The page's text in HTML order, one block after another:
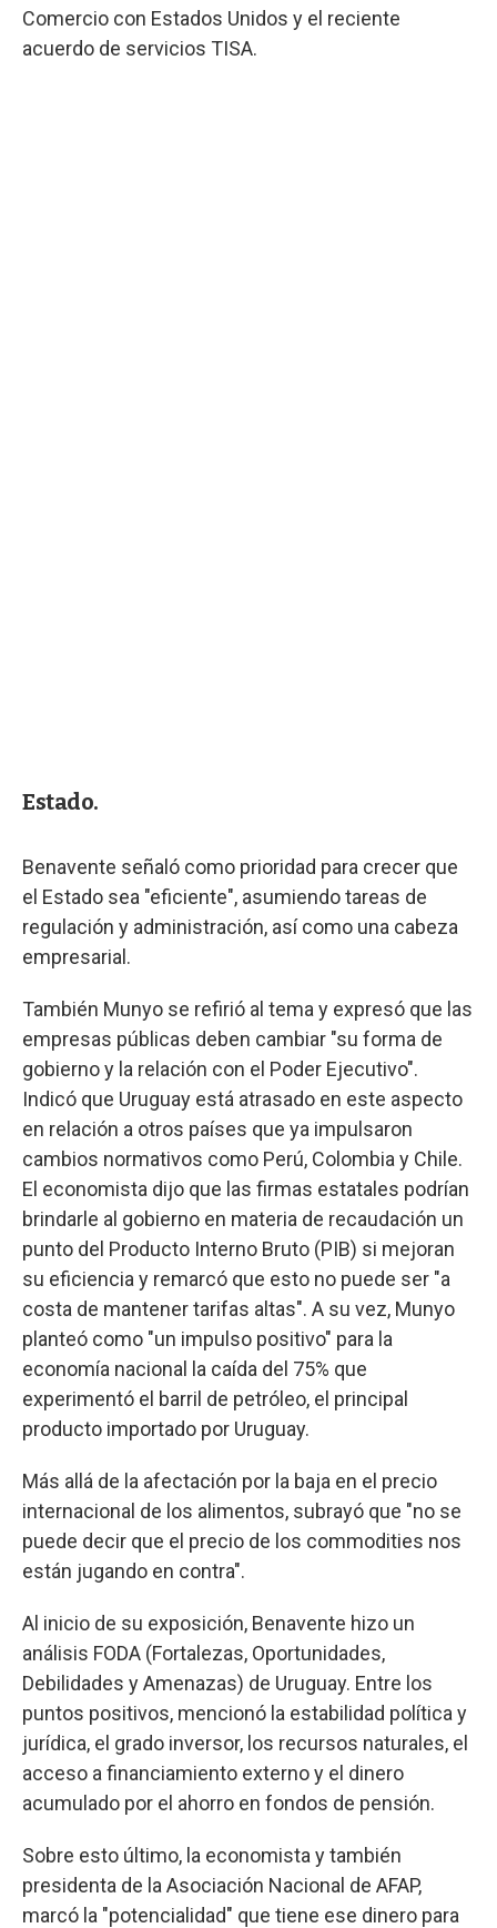
Comercio con Estados Unidos y el reciente
acuerdo de servicios TISA.
Estado.
Benavente señaló como prioridad para crecer que
el Estado sea "eficiente", asumiendo tareas de
regulación y administración, así como una cabeza
empresarial.
También Munyo se refirió al tema y expresó que las
empresas públicas deben cambiar "su forma de
gobierno y la relación con el Poder Ejecutivo".
Indicó que Uruguay está atrasado en este aspecto
en relación a otros países que ya impulsaron
cambios normativos como Perú, Colombia y Chile.
El economista dijo que las firmas estatales podrían
brindarle al gobierno en materia de recaudación un
punto del Producto Interno Bruto (PIB) si mejoran
su eficiencia y remarcó que esto no puede ser "a
costa de mantener tarifas altas". A su vez, Munyo
planteó como "un impulso positivo" para la
economía nacional la caída del 75% que
experimentó el barril de petróleo, el principal
producto importado por Uruguay.
Más allá de la afectación por la baja en el precio
internacional de los alimentos, subrayó que "no se
puede decir que el precio de los commodities nos
están jugando en contra".
Al inicio de su exposición, Benavente hizo un
análisis FODA (Fortalezas, Oportunidades,
Debilidades y Amenazas) de Uruguay. Entre los
puntos positivos, mencionó la estabilidad política y
jurídica, el grado inversor, los recursos naturales, el
acceso a financiamiento externo y el dinero
acumulado por el ahorro en fondos de pensión.
Sobre esto último, la economista y también
presidenta de la Asociación Nacional de AFAP,
marcó la "potencialidad" que tiene ese dinero para